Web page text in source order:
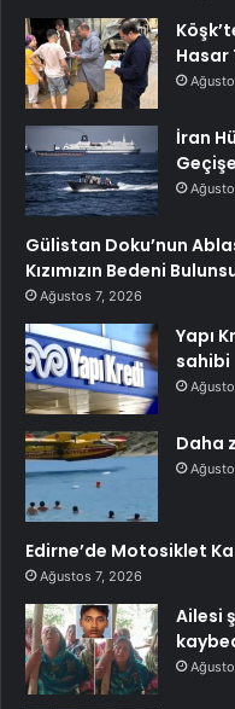
Hasar
İran
Gülistan Doku’nun
Kızımızın Bedeni
Ağustos 7, 2026
Yapı
sahibi
Daha
Edirne’de Motosiklet
Ağustos 7, 2026
Ailesi